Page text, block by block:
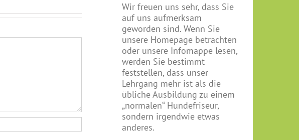
Wir freuen uns sehr, dass Sie
auf uns aufmerksam
geworden sind. Wenn Sie
unsere Homepage betrachten
oder unsere Infomappe lesen,
werden Sie bestimmt
feststellen, dass unser
Lehrgang mehr ist als die
übliche Ausbildung zu einem
„normalen“ Hundefriseur,
sondern irgendwie etwas
anderes.